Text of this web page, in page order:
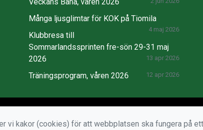
Många ljusglimtar för KOK på Tiomila
4 maj 2026
Klubbresa till
Sommarlandssprinten fre-sön 29-31 maj
2026
13 apr 2026
Träningsprogram, våren 2026 12 apr 2026
vi kakor (cookies) för att webbplatsen ska fungera på